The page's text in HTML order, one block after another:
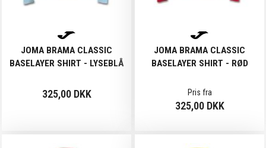
JOMA BRAMA CLASSIC
BASELAYER SHIRT - LYSEBLÅ
325,00 DKK
JOMA BRAMA CLASSIC
BASELAYER SHIRT - RØD
Pris fra
325,00 DKK